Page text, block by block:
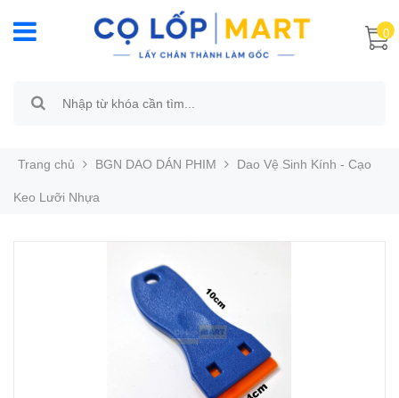
0
Trang chủ BGN DAO DÁN PHIM Dao Vệ Sinh Kính - Cạo
Keo Lưỡi Nhựa